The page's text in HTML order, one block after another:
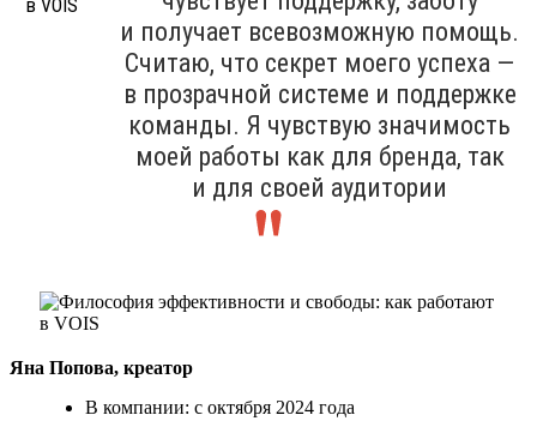
и получает всевозможную помощь.
Считаю, что секрет моего успеха —
в прозрачной системе и поддержке
команды. Я чувствую значимость
моей работы как для бренда, так
и для своей аудитории
Яна Попова, креатор
В компании: с октября 2024 года